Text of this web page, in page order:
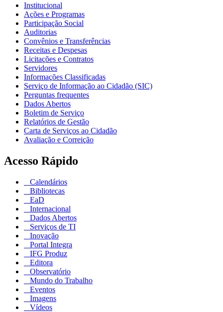
Institucional
Ações e Programas
Participação Social
Auditorias
Convênios e Transferências
Receitas e Despesas
Licitações e Contratos
Servidores
Informações Classificadas
Serviço de Informação ao Cidadão (SIC)
Perguntas frequentes
Dados Abertos
Boletim de Serviço
Relatórios de Gestão
Carta de Serviços ao Cidadão
Avaliação e Correição
Acesso Rápido
Calendários
Bibliotecas
EaD
Internacional
Dados Abertos
Serviços de TI
Inovação
Portal Integra
IFG Produz
Editora
Observatório
Mundo do Trabalho
Eventos
Imagens
Vídeos